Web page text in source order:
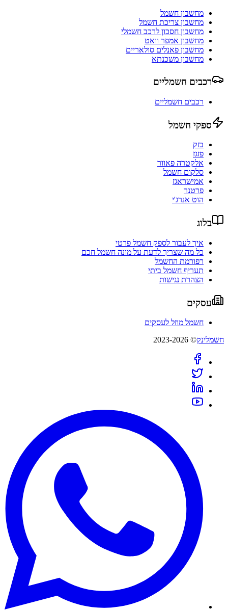
מחשבון חשמל
מחשבון צריכת חשמל
מחשבון חסכון לרכב חשמלי
מחשבון אמפר וואט
מחשבון פאנלים סולאריים
מחשבון משכנתא
רכבים חשמליים
רכבים חשמליים
ספקי חשמל
בזק
פזגז
אלקטרה פאוור
סלקום חשמל
אמישראגז
פרטנר
הוט אנרג'י
בלוג
איך לעבור לספק חשמל פרטי
כל מה שצריך לדעת על מונה חשמל חכם
רפורמת החשמל
תעריף חשמל ביתי
הצהרת נגישות
עסקים
חשמל מוזל לעסקים
חשמלינק© 2023-2026